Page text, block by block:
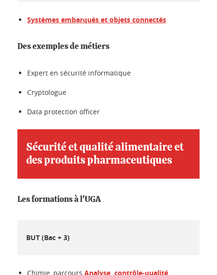
Systèmes embarqués et objets connectés
Des exemples de métiers
Expert en sécurité informatique
Cryptologue
Data protection officer
Sécurité et qualité alimentaire et
des produits pharmaceutiques
Les formations à l'UGA
BUT (Bac + 3)
Chimie, parcours Analyse, contrôle-qualité,